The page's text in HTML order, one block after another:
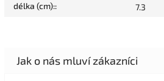
délka (cm):: 7.3